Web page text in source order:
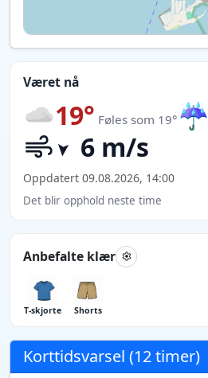
Været nå
19° Føles som 19° ☔
6 m/s
Oppdatert 09.08.2026, 14:00
Det blir opphold neste time
Anbefalte klær
T-skjorte Shorts
Korttidsvarsel (12 timer)